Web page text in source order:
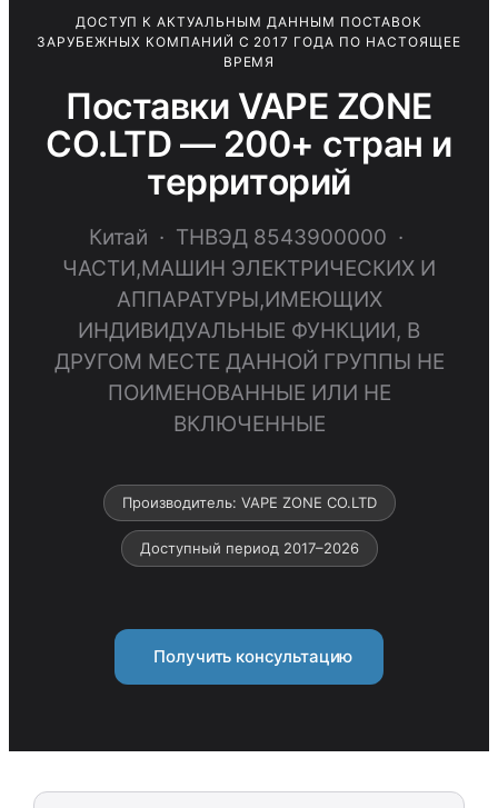
ДОСТУП К АКТУАЛЬНЫМ ДАННЫМ ПОСТАВОК
ЗАРУБЕЖНЫХ КОМПАНИЙ С 2017 ГОДА ПО НАСТОЯЩЕЕ
ВРЕМЯ
Поставки VAPE ZONE
CO.LTD — 200+ стран и
территорий
Китай · ТНВЭД 8543900000 ·
ЧАСТИ,МАШИН ЭЛЕКТРИЧЕСКИХ И
АППАРАТУРЫ,ИМЕЮЩИХ
ИНДИВИДУАЛЬНЫЕ ФУНКЦИИ, В
ДРУГОМ МЕСТЕ ДАННОЙ ГРУППЫ НЕ
ПОИМЕНОВАННЫЕ ИЛИ НЕ
ВКЛЮЧЕННЫЕ
Производитель: VAPE ZONE CO.LTD
Доступный период 2017–2026
Получить консультацию